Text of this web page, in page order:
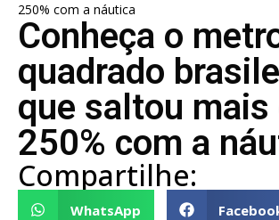
250% com a náutica
Conheça o
quadrado
que saltou mais
250% com a
Compartilhe:
WhatsApp